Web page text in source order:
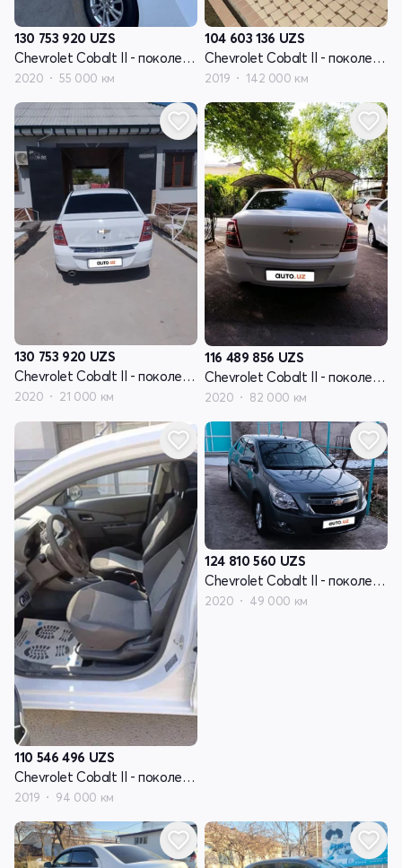
130 753 920 UZS
Chevrolet Cobalt II - поколение рестайлинг
2020 55 000 км
104 603 136 UZS
Chevrolet Cobalt II - поколение рестайлинг
2019 142 000 км
130 753 920 UZS
Chevrolet Cobalt II - поколение рестайлинг
2020 21 000 км
116 489 856 UZS
Chevrolet Cobalt II - поколение рестайлинг
2020 82 000 км
110 546 496 UZS
Chevrolet Cobalt II - поколение рестайлинг
2019 94 000 км
124 810 560 UZS
Chevrolet Cobalt II - поколение рестайлинг
2020 49 000 км